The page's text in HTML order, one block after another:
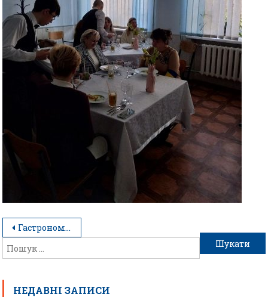
Гастрономічний вечір
НЕДАВНІ ЗАПИСИ